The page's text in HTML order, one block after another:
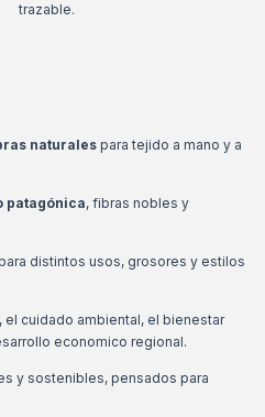
trazable.
naturalespara tejido a mano y a
patagónica, fibras nobles y
distintos usos, grosores y estilos
, el cuidado ambiental, el bienestar
economico regional.
y sostenibles, pensados para